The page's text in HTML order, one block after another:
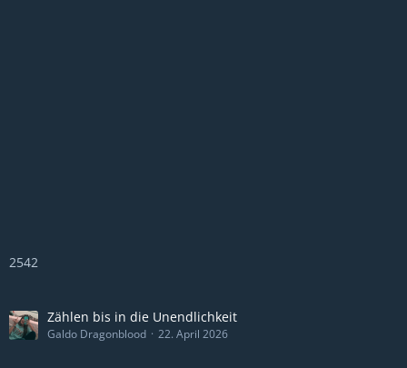
2542
Zählen bis in die Unendlichkeit
Galdo Dragonblood 22. April 2026